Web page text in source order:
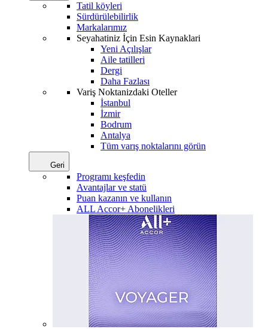
Tatil köyleri
Sürdürülebilirlik
Markalarımız
Seyahatiniz İçin Esin Kaynaklari
Yeni Açılışlar
Aile tatilleri
Dergi
Daha Fazlası
Variş Noktanizdaki Oteller
İstanbul
İzmir
Bodrum
Antalya
Tüm varış noktalarını görün
Geri
Programı keşfedin
Avantajlar ve statü
Puan kazanın ve kullanın
ALL Accor+ Abonelikleri